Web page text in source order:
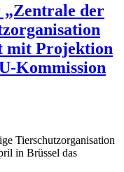
der
mit Projektion
Kommission
Tierschutzorganisation
in Brüssel das